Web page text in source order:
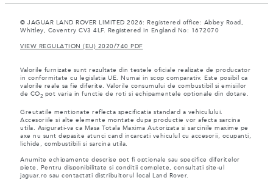
© JAGUAR LAND ROVER LIMITED 2026: Registered office: Abbey Road,
Whitley, Coventry CV3 4LF. Registered in England No: 1672070
VIEW REGULATION (EU) 2020/740 PDF
Valorile furnizate sunt rezultate din testele oficiale realizate de producator
in conformitate cu legislatia UE. Numai in scop comparativ. Este posibil ca
valorile reale sa fie diferite. Valorile consumului de combustibil si emisiilor
de CO2 pot varia in functie de roti si echipamentele optionale din dotare.
Greutatile mentionate reflecta specificatia standard a vehiculului.
Accesoriile si alte elemente montate dupa productie vor afecta sarcina
utila. Asigurati-va ca Masa Totala Maxima Autorizata si sarcinile maxime pe
axe nu sunt depasite atunci cand incarcati vehiculul cu accesorii, ocupanti,
lichide, combustibili si sarcina utila.
Anumite echipamente descrise pot fi optionale sau specifice diferitelor
piete. Pentru disponibilitate si conditii complete, consultati site-ul
jaguar.ro sau contactati distribuitorul local Land Rover.